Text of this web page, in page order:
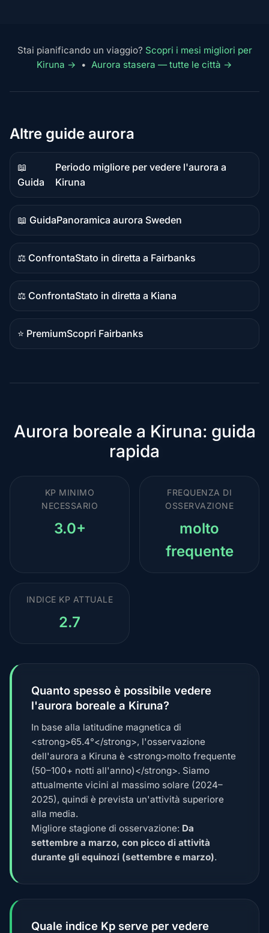
Stai pianificando un viaggio? Scopri i mesi migliori per
Kiruna →
• Aurora stasera — tutte le città →
Altre guide aurora
📖
Guida
Contenuto
guida
Periodo migliore per vedere l'aurora a
Kiruna
📖 Guida
Contenuto
guida
Panoramica aurora Sweden
⚖️ Confronta
Contenuto
confronto
Stato in diretta a Fairbanks
⚖️ Confronta
Contenuto
confronto
Stato in diretta a Kiana
⭐ Premium
Destinazione
Scopri Fairbanks
Aurora boreale a Kiruna: guida
rapida
KP MINIMO
NECESSARIO
3.0+
FREQUENZA DI
OSSERVAZIONE
molto
frequente
INDICE KP ATTUALE
2.7
Quanto spesso è possibile vedere
l'aurora boreale a Kiruna?
In base alla latitudine magnetica di
<strong>65.4°</strong>, l'osservazione
dell'aurora a Kiruna è <strong>molto frequente
(50–100+ notti all'anno)</strong>. Siamo
attualmente vicini al massimo solare (2024–
2025), quindi è prevista un'attività superiore
alla media.
Migliore stagione di osservazione: Da
settembre a marzo, con picco di attività
durante gli equinozi (settembre e marzo).
Quale indice Kp serve per vedere